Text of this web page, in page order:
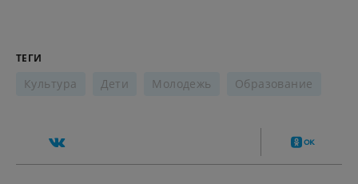
ТЕГИ
Культура Дети Молодежь Образование